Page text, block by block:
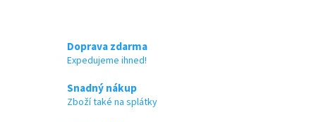
Doprava zdarma
Expedujeme ihned!
Snadný nákup
Zboží také na splátky